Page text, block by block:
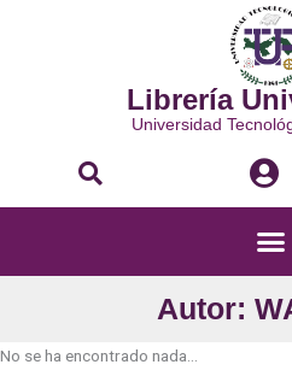
Librería
Universidad
Buscar
Autor:
No se ha encontrado nada...